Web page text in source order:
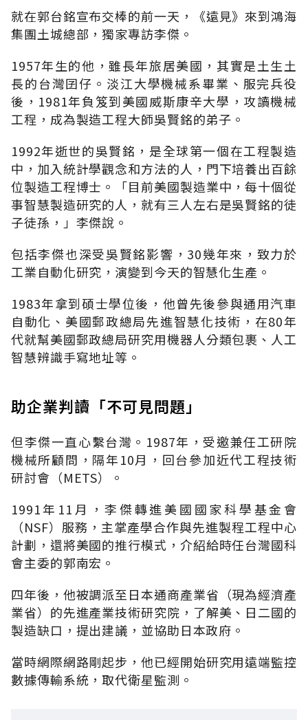
就在郭台銘宣布交棒的前一天，《遠見》來到鴻海
集團土城總部，獨家專訪李傑。
1957年生的他，雖長年旅居美國，其實是土生土
長的台灣囝仔。淡江大學機械系畢業、服完兵役
後，1981年負笈到美國威斯康辛大學，攻讀機械
工程，成為製造工程大師吳賢銘的弟子。
1992年逝世的吳賢銘，是全球第一個在工程製造
中，加入統計學觀念和方法的人，門下培養出百餘
位製造工程博士。「目前美國製造業中，每十個從
事智慧製造研究的人，就有三人左右是吳賢銘的徒
子徒孫，」李傑說。
包括李傑也深受吳賢銘影響，30幾年來，致力於
工業自動化研究，演變到今天的智慧化生產。
1983年拿到碩士學位後，他曾先後參與通用汽車
自動化、美國郵政總局先進智慧化技術，在80年
代就幫美國郵政總局研究用機器人分類包裹、人工
智慧辨識手寫地址等。
助企業判讀「不可見問題」
但李傑一直心繫台灣。1987年，受邀兼任工研院
機械所顧問，隔年10月，回台參加近代工程技術
研討會（METS）。
1991年11月，李傑轉進美國國家科學基金會
（NSF）服務，主掌產學合作與先進製程工程中心
計劃，還將美國的推行模式，介紹給時任台灣國科
會主委的郭南宏。
四年後，他被調派至日本通商產業省（現為經濟產
業省）的先進產業技術研究院，了解美、日二國的
製造缺口，提出建議，並協助日本政府。
當時網際網路剛起步，他已經開始研究用遠端監控
數據傳輸系統，取代衛星監測。